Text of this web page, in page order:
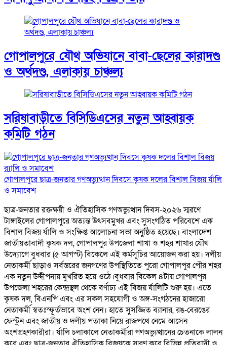
গোপালপুরে যৌথ অভিযানে বাবা-ছেলের কারাদণ্ড
ও অর্থদণ্ড, এলাকায় চাঞ্চল্য
সরিষাবাড়ীতে বিসিডিএসের নতুন আহ্বায়ক
কমিটি গঠন
গোপালপুরে ছাত্র-জনতার গণঅভ্যুত্থান দিবসে কৃষক দলের বিশাল বিজয় র্যালি
ও সমাবেশ
ছাত্র-জনতার রক্তক্ষয়ী ও ঐতিহাসিক গণঅভ্যুত্থান দিবস-২০২৬ স্মরণে
টাঙ্গাইলের গোপালপুরে অত্যন্ত উৎসবমুখর এবং সুসংগঠিত পরিবেশে এক
বিশাল বিজয় র্যালি ও সংক্ষিপ্ত আলোচনা সভা অনুষ্ঠিত হয়েছে। বাংলাদেশ
জাতীয়তাবাদী কৃষক দল, গোপালপুর উপজেলা শাখা ও শহর শাখার যৌথ
উদ্যোগে বুধবার (৫ আগস্ট) বিকেলে এই কর্মসূচির আয়োজন করা হয়। দলীয়
নেতাকর্মী ছাড়াও সর্বস্তরের জনগণের উপস্থিতিতে পুরো গোপালপুর পৌর শহর
এক নতুন উদ্দীপনায় মুখরিত হয়ে ওঠে।বুধবার বিকেল ৪টায় গোপালপুর
উপজেলা শহরের কেন্দ্রস্থল থেকে বর্ণাঢ্য এই বিজয় র্যালিটি শুরু হয়। এতে
কৃষক দল, বিএনপি এবং এর সকল সহযোগী ও অঙ্গ-সংগঠনের হাজারো
নেতাকর্মী স্বতঃস্ফূর্তভাবে অংশ নেন। হাতে সুসজ্জিত ব্যানার, রঙ-বেরঙের
ফেস্টুন এবং জাতীয় ও দলীয় পতাকা নিয়ে রাজপথে নেমে আসেন
অংশগ্রহণকারীরা। র্যালি চলাকালে নেতাকর্মীরা গণঅভ্যুত্থানের চেতনাকে লালন